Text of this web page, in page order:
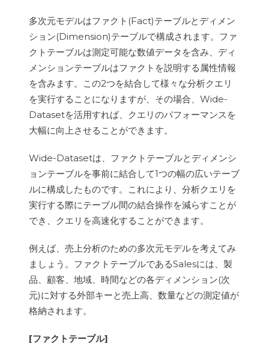
多次元モデルはファクト(Fact)テーブルとディメン
ション(Dimension)テーブルで構成されます。ファ
クトテーブルは測定可能な数値データを含み、ディ
メンションテーブルはファクトを説明する属性情報
を含みます。この2つを結合して様々な分析クエリ
を実行することになりますが、その場合、Wide-
Datasetを活用すれば、クエリのパフォーマンスを
大幅に向上させることができます。
Wide-Datasetは、ファクトテーブルとディメンシ
ョンテーブルを事前に結合して1つの幅の広いテーブ
ルに構成したものです。これにより、分析クエリを
実行する際にテーブル間の結合操作を減らすことが
でき、クエリを高速化することができます。
例えば、売上分析のための多次元モデルを考えてみ
ましょう。ファクトテーブルであるSalesには、製
品、顧客、地域、時間などの各ディメンション(次
元)に対する外部キーと売上高、数量などの測定値が
格納されます。
[ファクトテーブル]